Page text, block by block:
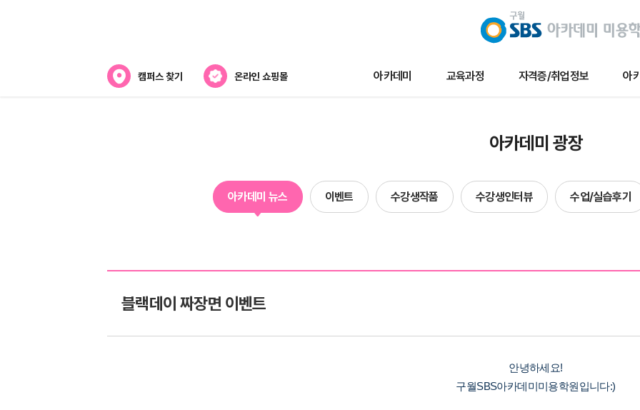
캠퍼스 찾기 온라인 쇼핑몰 아카데미 교육과정 자격증/취업정보 아
캠퍼스위치
네일아트
헤어
채용/취업정보
자격증정보
자료실
이벤트
수강생작
아카데미 광장
아카데미 뉴스 이벤트 수강생작품 수강생인터뷰 수업/실습후기
블랙데이 짜장면 이벤트
안녕하세요!
구월SBS아카데미미용학원입니다:)